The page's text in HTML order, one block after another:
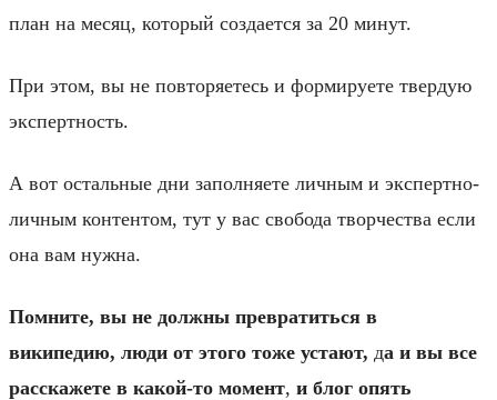
план на месяц, который создается за 20 минут.
При этом, вы не повторяетесь и формируете твердую
экспертность.
А вот остальные дни заполняете личным и экспертно-
личным контентом, тут у вас свобода творчества если
она вам нужна.
Помните, вы не должны превратиться в
википедию, люди от этого тоже устают, да и вы все
расскажете в какой-то момент, и блог опять